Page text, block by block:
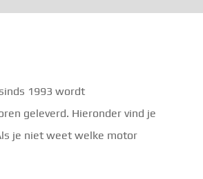
1993 wordt
geleverd. Hieronder vind je
je niet weet welke motor